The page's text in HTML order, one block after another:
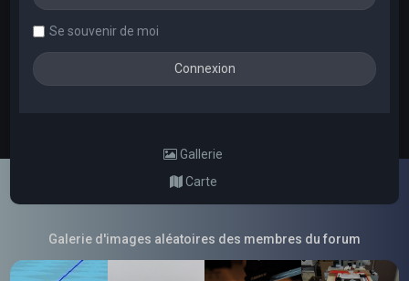
Se souvenir de moi
Gallerie
Carte
Galerie d'images aléatoires des membres du forum